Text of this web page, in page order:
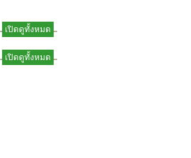
เปิดดูทั้งหมด
เปิดดูทั้งหมด